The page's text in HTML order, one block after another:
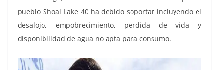
pueblo Shoal Lake 40 ha debido soportar incluyendo el
desalojo, empobrecimiento, pérdida de vida y
disponibilidad de agua no apta para consumo.